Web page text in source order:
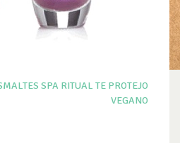
SPA RITUAL TE PROTEJO
VEGANO